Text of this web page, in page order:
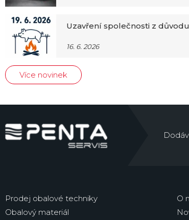
Uzavření společnosti z
16. 6. 2026
Více novinek
Prodej obalové techniky
Obalový materiál
O